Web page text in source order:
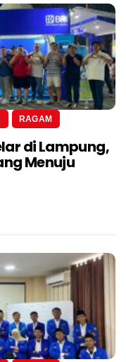
RAGAM
di Lampung,
Menuju